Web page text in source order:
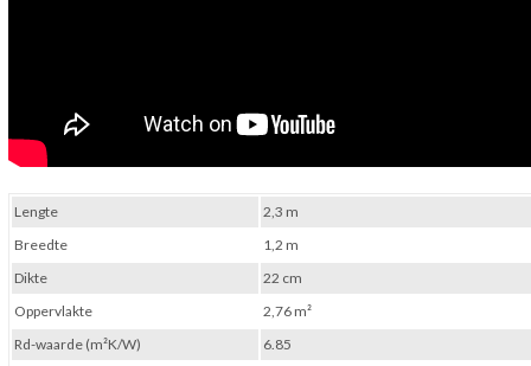
Lengte
2,3 m
Breedte
1,2 m
Dikte
22 cm
Oppervlakte
2,76 m²
Rd-waarde (m²K/W)
6.85